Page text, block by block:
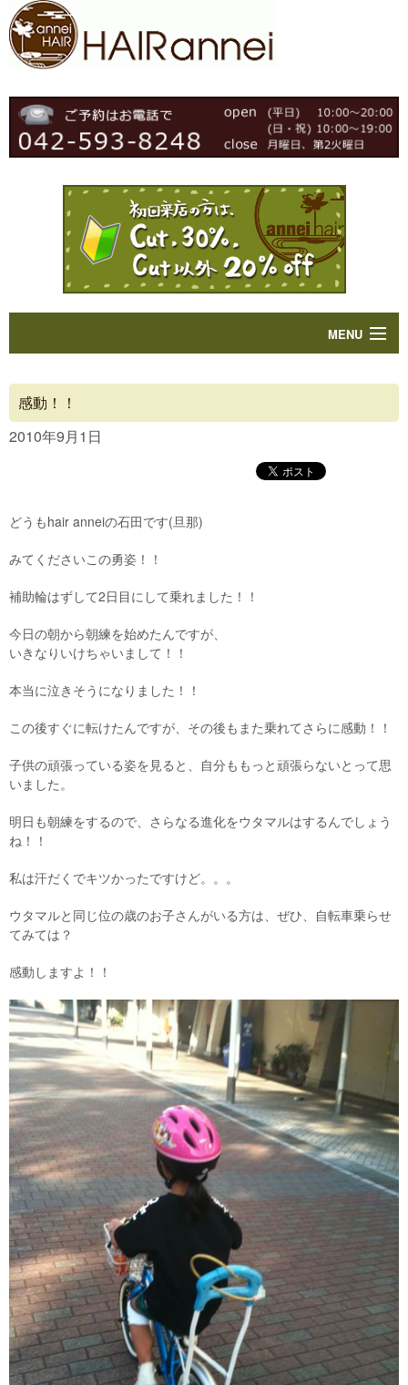
MENU
Concept
Blog
Contact
感動！！
2010年9月1日
どうもhair anneiの石田です(旦那)
みてくださいこの勇姿！！
補助輪はずして2日目にして乗れました！！
今日の朝から朝練を始めたんですが、
いきなりいけちゃいまして！！
本当に泣きそうになりました！！
この後すぐに転けたんですが、その後もまた乗れてさらに感動！！
子供の頑張っている姿を見ると、自分ももっと頑張らないとって思
いました。
明日も朝練をするので、さらなる進化をウタマルはするんでしょう
ね！！
私は汗だくでキツかったですけど。。。
ウタマルと同じ位の歳のお子さんがいる方は、ぜひ、自転車乗らせ
てみては？
感動しますよ！！